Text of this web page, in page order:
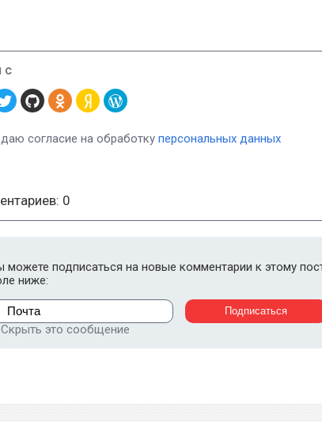
с
согласие на обработку персональных данных
0
можете подписаться на новые комментарии к этому
ниже:
Скрыть это сообщение